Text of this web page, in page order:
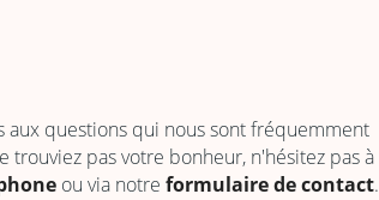
aux questions qui nous sont fréquemment
trouviez pas votre bonheur, n'hésitez pas à
ou via notreformulaire de contact.